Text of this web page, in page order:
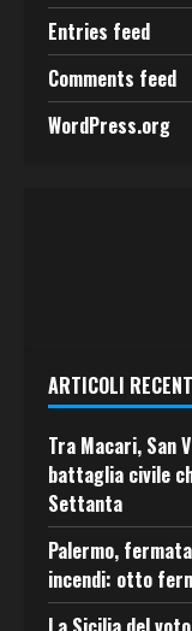
Entries feed
Comments feed
WordPress.org
ARTICOLI
Tra Macari, San
battaglia civile
Settanta
Palermo,
incendi: otto